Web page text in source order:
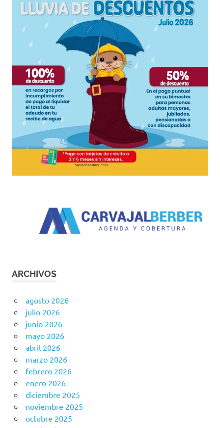
ARCHIVOS
agosto 2026
julio 2026
junio 2026
mayo 2026
abril 2026
marzo 2026
febrero 2026
enero 2026
diciembre 2025
noviembre 2025
octubre 2025